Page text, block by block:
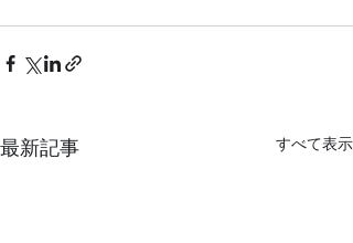
最新記事 すべて表示